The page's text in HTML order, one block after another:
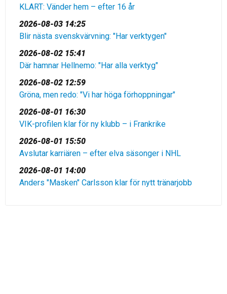
KLART: Vänder hem – efter 16 år
2026-08-03 14:25
Blir nästa svenskvärvning: "Har verktygen"
2026-08-02 15:41
Där hamnar Hellnemo: "Har alla verktyg"
2026-08-02 12:59
Gröna, men redo: "Vi har höga förhoppningar"
2026-08-01 16:30
VIK-profilen klar för ny klubb – i Frankrike
2026-08-01 15:50
Avslutar karriären – efter elva säsonger i NHL
2026-08-01 14:00
Anders "Masken" Carlsson klar för nytt tränarjobb